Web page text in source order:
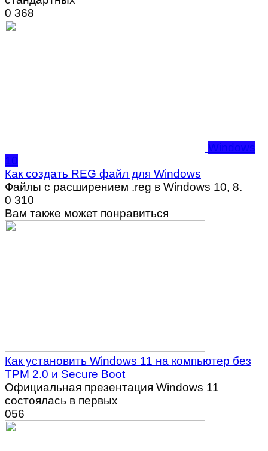
0 368
Windows
10
Как создать REG файл для Windows
Файлы с расширением .reg в Windows 10, 8.
0 310
Вам также может понравиться
Как установить Windows 11 на компьютер без
TPM 2.0 и Secure Boot
Официальная презентация Windows 11
состоялась в первых
056